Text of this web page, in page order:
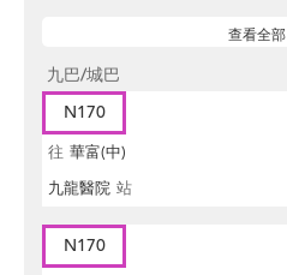
查看全部
九巴/城巴
N170
往 華富(中)
九龍醫院 站
N170